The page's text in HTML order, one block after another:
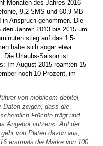
Monaten des Jahres 2016
9,2 SMS und 60,9 MB
in Anspruch genommen. Die
Jahren 2013 bis 2015 um
stieg auf das 1,5-
habe sich sogar etwa
Die Urlaubs-Saison ist
Im August 2015 roamten 15
noch 10 Prozent, im
von mobilcom-debitel,
Daten zeigen, dass die
Früchte trägt und
Angebot nutzen«. Auf der
von Platen davon aus,
erstmals die Marke von 100